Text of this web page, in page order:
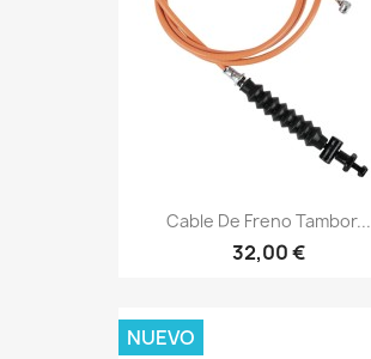
Cable De Freno Tambor...
32,00 €
NUEVO